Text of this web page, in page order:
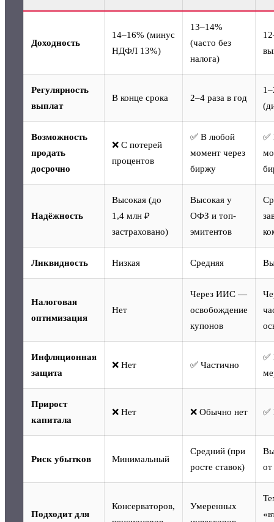
Доходность
14–16% (минус
НДФЛ 13%)
13–14%
(часто без
налога)
Регулярность
выплат
В конце срока 2–4 раза в год
Возможность
продать
досрочно
❌ С потерей
процентов
✅ В любой
момент через
биржу
✅
Надёжность
Высокая (до
1,4 млн ₽
застраховано)
Высокая у
ОФЗ и топ-
эмитентов
Ликвидность Низкая Средняя
Налоговая
оптимизация
Нет
Через ИИС —
освобождение
купонов
Инфляционная
защита
❌ Нет ✅ Частично
✅
Прирост
капитала
❌ Нет ❌ Обычно нет ✅
Риск убытков Минимальный
Средний (при
росте ставок)
Подходит для
Консерваторов,
Умеренных